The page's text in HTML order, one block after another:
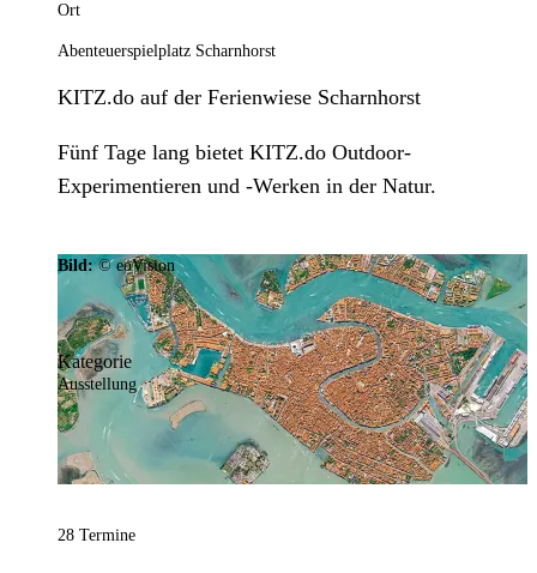
Ort
Abenteuerspielplatz Scharnhorst
KITZ.do auf der Ferienwiese Scharnhorst
Fünf Tage lang bietet KITZ.do Outdoor-
Experimentieren und -Werken in der Natur.
Bild:© eoVision
Kategorie
Ausstellung
28 Termine